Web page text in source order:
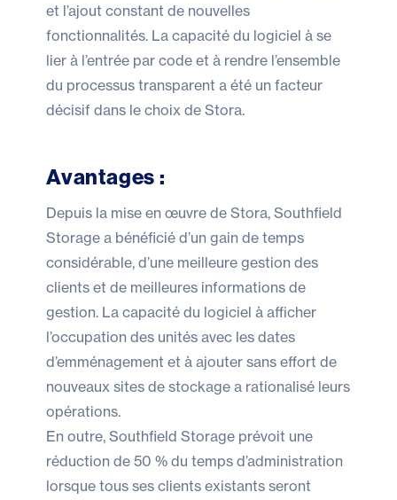
et l’ajout constant de nouvelles
fonctionnalités. La capacité du logiciel à se
lier à l’entrée par code et à rendre l’ensemble
du processus transparent a été un facteur
décisif dans le choix de Stora.
Avantages :
Depuis la mise en œuvre de Stora, Southfield
Storage a bénéficié d’un gain de temps
considérable, d’une meilleure gestion des
clients et de meilleures informations de
gestion. La capacité du logiciel à afficher
l’occupation des unités avec les dates
d’emménagement et à ajouter sans effort de
nouveaux sites de stockage a rationalisé leurs
opérations.
En outre, Southfield Storage prévoit une
réduction de 50 % du temps d’administration
lorsque tous ses clients existants seront